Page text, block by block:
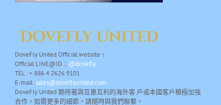
DoveFly United Official website ↑
Official LINE@ID： @dovefly
TEL : + 886 4 2626 9101
E-mail :sales@doveflyunited.com
DoveFly United 期待著與互惠互利的海外客 戶或本國客戶積極加強
合作。如需更多的細節，請隨時與我們聯繫。